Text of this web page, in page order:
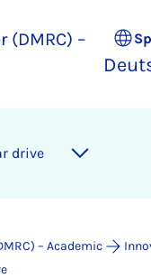
(DMRC) –
drive
– Academic